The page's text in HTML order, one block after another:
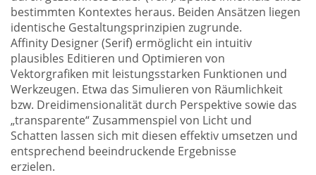
bestimmten Kontextes heraus. Beiden Ansätzen liegen
identische Gestaltungsprinzipien zugrunde.
Affinity Designer (Serif) ermöglicht ein intuitiv
plausibles Editieren und Optimieren von
Vektorgrafiken mit leistungsstarken Funktionen und
Werkzeugen. Etwa das Simulieren von Räumlichkeit
bzw. Dreidimensionalität durch Perspektive sowie das
„transparente“ Zusammenspiel von Licht und
Schatten lassen sich mit diesen effektiv umsetzen und
entsprechend beeindruckende Ergebnisse
erzielen.